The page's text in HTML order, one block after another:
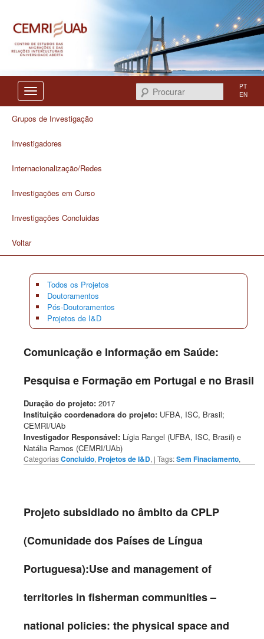
CEMRI
Procurar
PT
EN
Grupos de Investigação
Investigadores
Internacionalização/Redes
Investigações em Curso
Investigações Concluidas
Voltar
Todos os Projetos
Doutoramentos
Pós-Doutoramentos
Projetos de I&D
Comunicação e Informação em Saúde:
Pesquisa e Formação em Portugal e no Brasil
Duração do projeto:2017
Instituição coordenadora do projeto: UFBA, ISC, Brasil;
CEMRI/UAb
Investigador Responsável: Lígia Rangel (UFBA, ISC, Brasil) e
Natália Ramos (CEMRI/UAb)
CategoriasConcluido, Projetos de I&D, | Tags:Sem Finaciamento,
Projeto subsidiado no âmbito da CPLP
(Comunidade dos Países de Língua
Portuguesa):Use and management of
territories in fisherman communities –
national policies: the physical space and